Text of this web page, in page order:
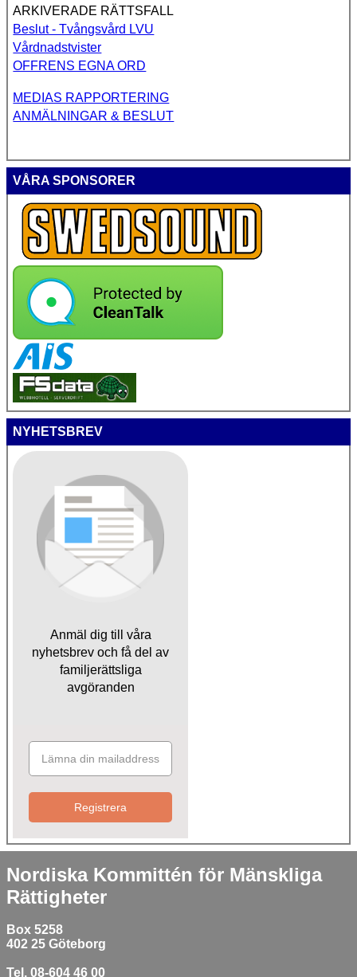
ARKIVERADE RÄTTSFALL
Beslut - Tvångsvård LVU
Vårdnadstvister
OFFRENS EGNA ORD
MEDIAS RAPPORTERING
ANMÄLNINGAR & BESLUT
VÅRA SPONSORER
NYHETSBREV
Anmäl dig till våra
nyhetsbrev och få del av
familjerättsliga
avgöranden
Registrera
Nordiska Kommittén för Mänskliga
Rättigheter
Box 5258
402 25 Göteborg
Tel. 08-604 46 00